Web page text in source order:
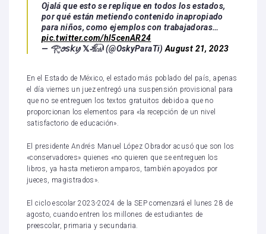
Ojalá que esto se replique en todos los estados,
por qué están metiendo contenido inapropiado
para niños, como ejemplos con trabajadoras…
pic.twitter.com/hl5cenAR24
— 𓂀ꪮ𝘴𝘬ꪗ 𝕏𓃰 (@OskyParaTi) August 21, 2023
En el Estado de México, el estado más poblado del país, apenas
el día viernes un juez entregó una suspensión provisional para
que no se entreguen los textos gratuitos debido a que no
proporcionan los elementos para «la recepción de un nivel
satisfactorio de educación».
El presidente Andrés Manuel López Obrador acusó que son los
«conservadores» quienes «no quieren que se entreguen los
libros, ya hasta metieron amparos, también apoyados por
jueces, magistrados».
El ciclo escolar 2023-2024 de la SEP comenzará el lunes 28 de
agosto, cuando entren los millones de estudiantes de
preescolar, primaria y secundaria.